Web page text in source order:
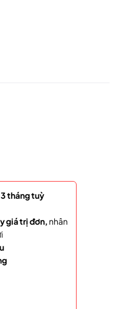
tháng tuỳ
giá trị đơn, nhân